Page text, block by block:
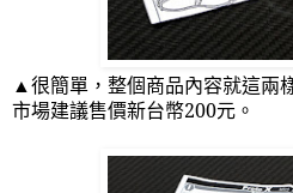
▲很簡單，整個商品內容就這兩
市場建議售價新台幣200元。